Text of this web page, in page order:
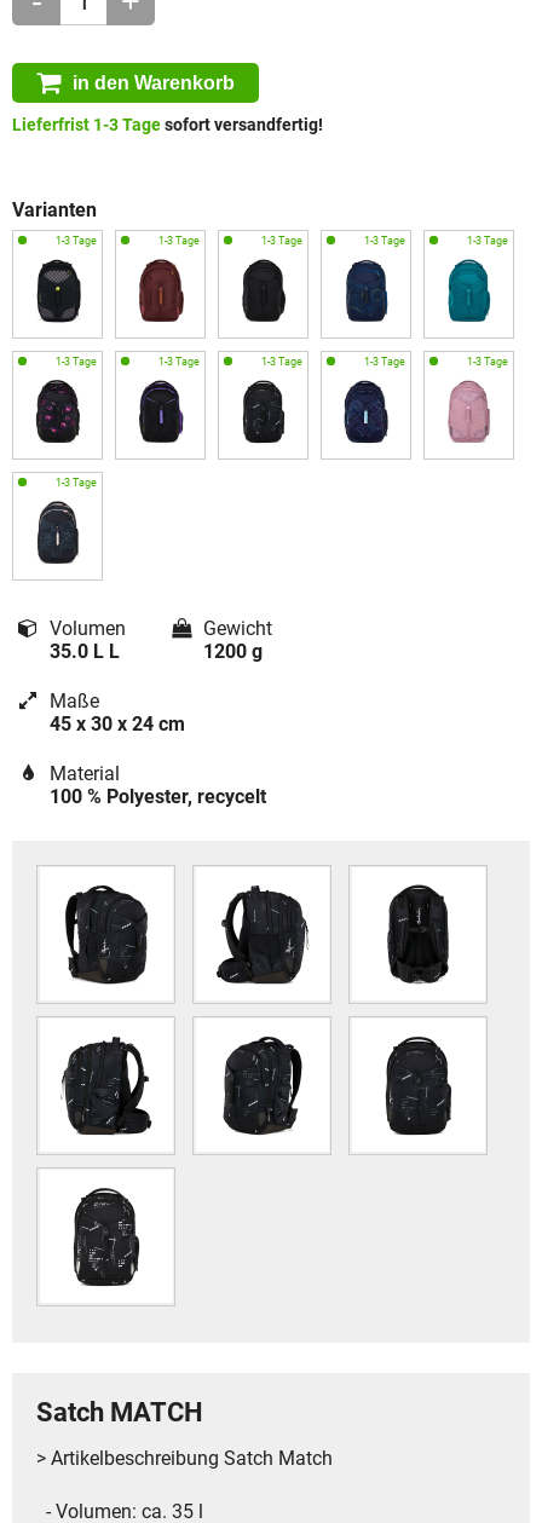
in den Warenkorb
Lieferfrist 1-3 Tagesofort versandfertig!
Varianten
Volumen
35.0 L L
Gewicht
1200 g
Maße
45 x 30 x 24 cm
Material
100 % Polyester, recycelt
Satch MATCH
> Artikelbeschreibung Satch Match
- Volumen: ca. 35 l